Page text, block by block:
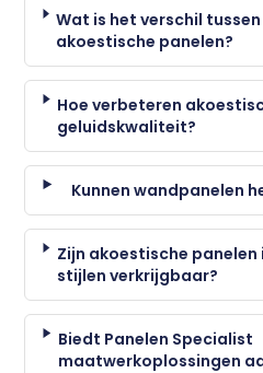
Wat is het verschil
akoestische panelen?
Hoe verbeteren
geluidskwaliteit?
Kunnen wandpanelen
Zijn akoestische panelen
stijlen verkrijgbaar?
Biedt Panelen Specialist
maatwerkoplossingen